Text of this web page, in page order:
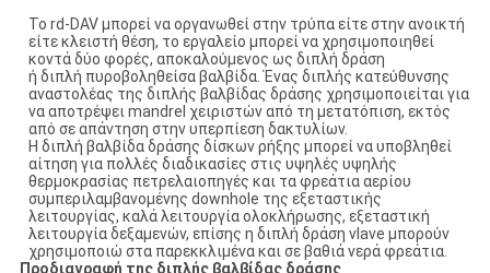
Το rd-DAV μπορεί να οργανωθεί στην τρύπα είτε στην ανοικτή
είτε κλειστή θέση, το εργαλείο μπορεί να χρησιμοποιηθεί
κοντά δύο φορές, αποκαλούμενος ως διπλή δράση
ή διπλή πυροβοληθείσα βαλβίδα.Ένας διπλής κατεύθυνσης
αναστολέας της διπλής βαλβίδας δράσης χρησιμοποιείται για
να αποτρέψει mandrel χειριστών από τη μετατόπιση, εκτός
από σε απάντηση στην υπερπίεση δακτυλίων.
Η διπλή βαλβίδα δράσης δίσκων ρήξης μπορεί να υποβληθεί
αίτηση για πολλές διαδικασίες στις υψηλές υψηλής
θερμοκρασίας πετρελαιοπηγές και τα φρεάτια αερίου
συμπεριλαμβανομένης downhole της εξεταστικής
λειτουργίας, καλά λειτουργία ολοκλήρωσης, εξεταστική
λειτουργία δεξαμενών, επίσης η διπλή δράση vlave μπορούν
χρησιμοποιώ στα παρεκκλιμένα και σε βαθιά νερά φρεάτια.
Προδιαγραφή της διπλής βαλβίδας δράσης